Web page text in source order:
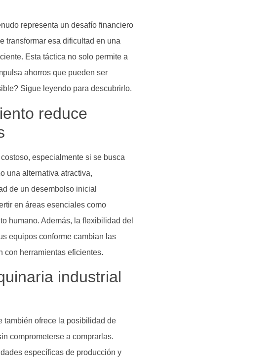
representa un desafío financiero
transformar esa dificultad en una
Esta táctica no solo permite a
ahorros que pueden ser
Sigue leyendo para descubrirlo.
reduce
especialmente si se busca
una alternativa atractiva,
de un desembolso inicial
en áreas esenciales como
humano. Además, la flexibilidad del
equipos conforme cambian las
con herramientas eficientes.
industrial
también ofrece la posibilidad de
comprometerse a comprarlas.
específicas de producción y